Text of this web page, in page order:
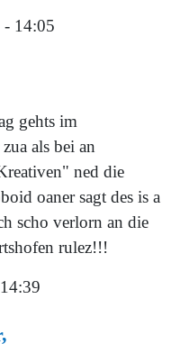
14:05
gehts im
als bei an
ned die
oaner sagt des is a
scho verlorn an die
rulez!!!